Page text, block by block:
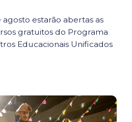
agosto estarão abertas as
gratuitos do Programa
Educacionais Unificados